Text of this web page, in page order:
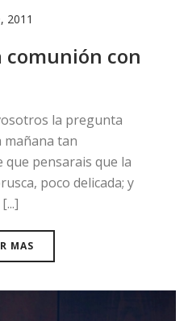
2011
con
la pregunta
mañana tan
que pensarais que la
poco delicada; y
MAS